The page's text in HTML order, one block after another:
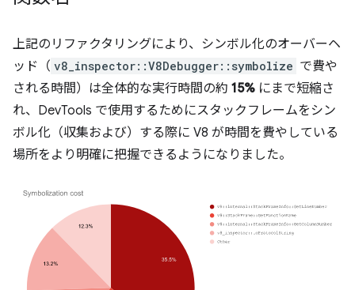
上記のリファクタリングにより、シンボル化のオーバーヘ
ッド（ v8_inspector::V8Debugger::symbolize で費や
される時間）は全体的な実行時間の約 15% にまで短縮さ
れ、DevTools で使用するためにスタックフレームをシン
ボル化（収集および）する際に V8 が時間を費やしている
場所をより明確に把握できるようになりました。